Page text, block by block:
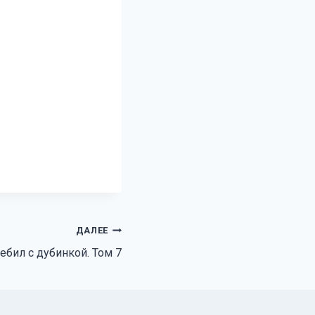
ДАЛЕЕ
с дубинкой. Том 7